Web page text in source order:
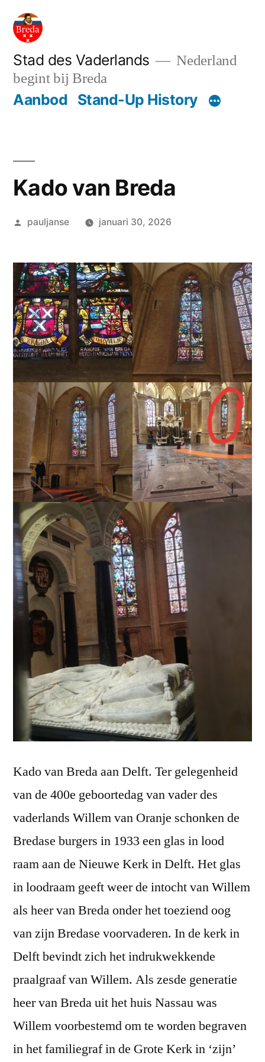
naar
inhoud
Stad des Vaderlands
Nederland
begint bij Breda
Aanbod Stand-Up History
Kado van Breda
Geplaatst
pauljanse januari 30, 2026
Kado van Breda aan Delft. Ter gelegenheid
van de 400e geboortedag van vader des
vaderlands Willem van Oranje schonken de
Bredase burgers in 1933 een glas in lood
raam aan de Nieuwe Kerk in Delft. Het glas
in loodraam geeft weer de intocht van Willem
als heer van Breda onder het toeziend oog
van zijn Bredase voorvaderen. In de kerk in
Delft bevindt zich het indrukwekkende
praalgraaf van Willem. Als zesde generatie
heer van Breda uit het huis Nassau was
Willem voorbestemd om te worden begraven
in het familiegraf in de Grote Kerk in ‘zijn’